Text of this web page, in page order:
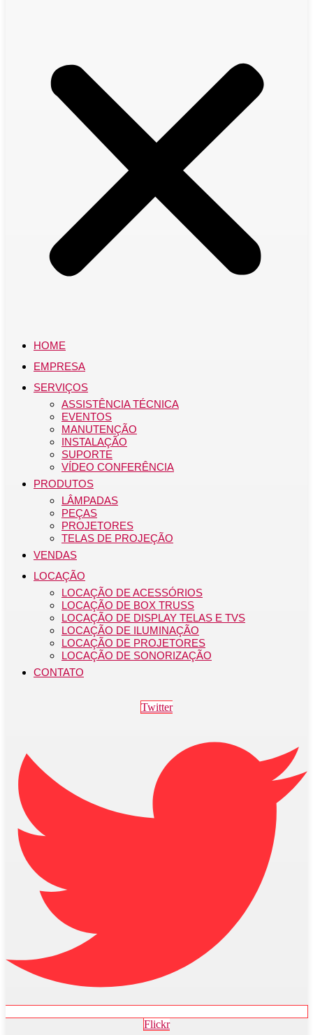
HOME
EMPRESA
SERVIÇOS
ASSISTÊNCIA TÉCNICA
EVENTOS
MANUTENÇÃO
INSTALAÇÃO
SUPORTE
VÍDEO CONFERÊNCIA
PRODUTOS
LÂMPADAS
PEÇAS
PROJETORES
TELAS DE PROJEÇÃO
VENDAS
LOCAÇÃO
LOCAÇÃO DE ACESSÓRIOS
LOCAÇÃO DE BOX TRUSS
LOCAÇÃO DE DISPLAY TELAS E TVS
LOCAÇÃO DE ILUMINAÇÃO
LOCAÇÃO DE PROJETORES
LOCAÇÃO DE SONORIZAÇÃO
CONTATO
Twitter
Flickr